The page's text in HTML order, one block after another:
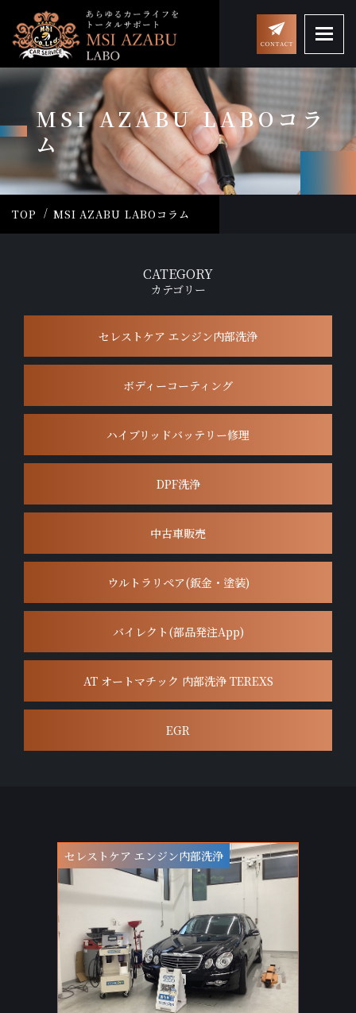
MSI AZABU LABOコラ
ム
TOP MSI AZABU LABOコラム
CATEGORY
カテゴリー
セレストケア エンジン内部洗浄
ボディーコーティング
ハイブリッドバッテリー修理
DPF洗浄
中古車販売
ウルトラリペア(鈑金・塗装)
バイレクト(部品発注App)
AT オートマチック 内部洗浄 TEREXS
EGR
セレストケア エンジン内部洗浄